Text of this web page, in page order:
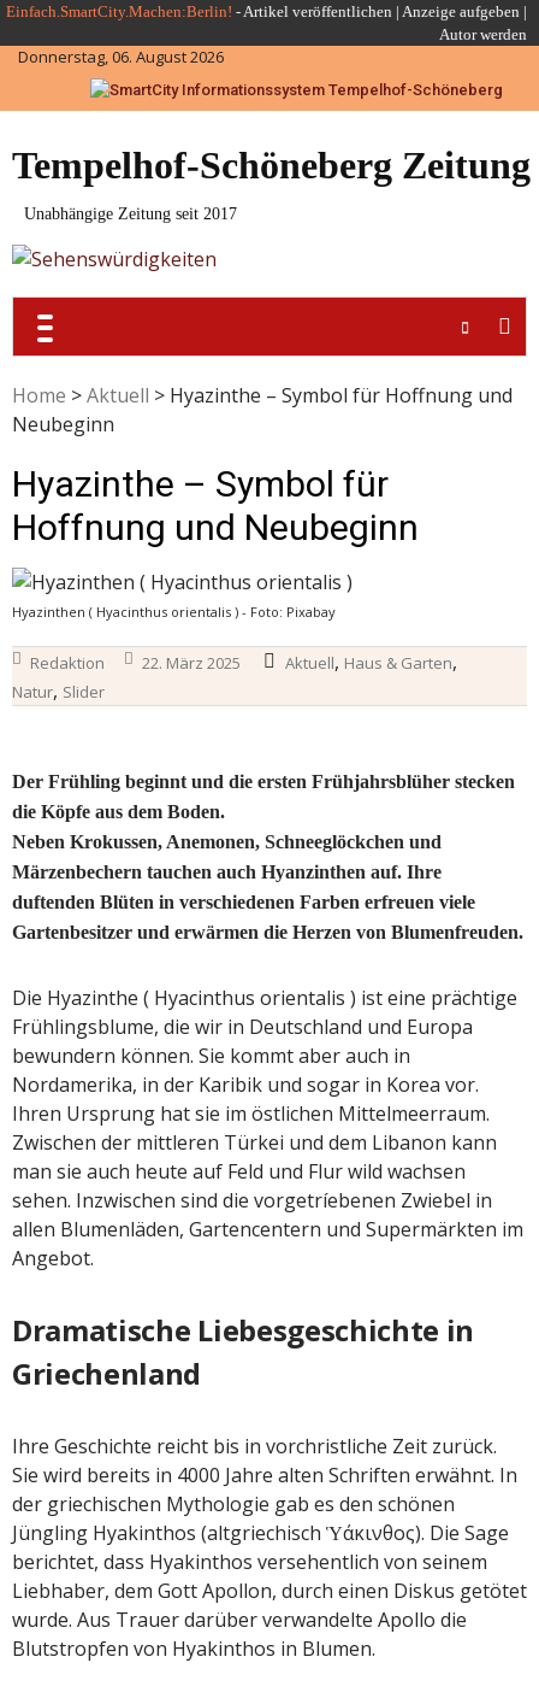
Skip
to
content
Einfach.SmartCity.Machen:Berlin! -Artikel veröffentlichen | Anzeige aufgeben |
Autor werden
Donnerstag, 06. August 2026
Tempelhof-Schöneberg Zeitung
Unabhängige Zeitung seit 2017
Home >Aktuell > Hyazinthe – Symbol für Hoffnung und
Neubeginn
Hyazinthe – Symbol für
Hoffnung und Neubeginn
Hyazinthen ( Hyacinthus orientalis ) - Foto: Pixabay
Redaktion 22. März 2025 Aktuell, Haus & Garten,
Natur, Slider
Der Frühling beginnt und die ersten Frühjahrsblüher stecken
die Köpfe aus dem Boden.
Neben Krokussen, Anemonen, Schneeglöckchen und
Märzenbechern tauchen auch Hyanzinthen auf. Ihre
duftenden Blüten in verschiedenen Farben erfreuen viele
Gartenbesitzer und erwärmen die Herzen von Blumenfreuden.
Die Hyazinthe ( Hyacinthus orientalis ) ist eine prächtige
Frühlingsblume, die wir in Deutschland und Europa
bewundern können. Sie kommt aber auch in
Nordamerika, in der Karibik und sogar in Korea vor.
Ihren Ursprung hat sie im östlichen Mittelmeerraum.
Zwischen der mittleren Türkei und dem Libanon kann
man sie auch heute auf Feld und Flur wild wachsen
sehen. Inzwischen sind die vorgetríebenen Zwiebel in
allen Blumenläden, Gartencentern und Supermärkten im
Angebot.
Dramatische Liebesgeschichte in
Griechenland
Ihre Geschichte reicht bis in vorchristliche Zeit zurück.
Sie wird bereits in 4000 Jahre alten Schriften erwähnt. In
der griechischen Mythologie gab es den schönen
Jüngling Hyakinthos (altgriechisch Ὑάκινθος). Die Sage
berichtet, dass Hyakinthos versehentlich von seinem
Liebhaber, dem Gott Apollon, durch einen Diskus getötet
wurde. Aus Trauer darüber verwandelte Apollo die
Blutstropfen von Hyakinthos in Blumen.